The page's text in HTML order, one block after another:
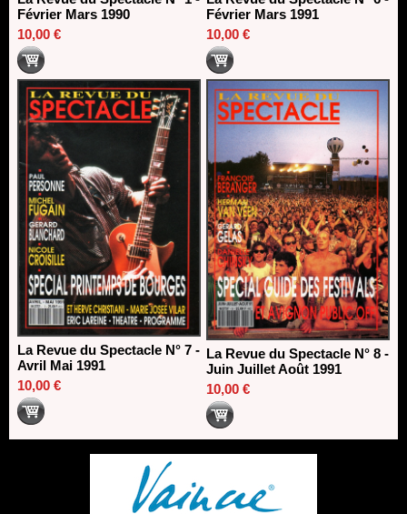
Février Mars 1990
10,00 €
Février Mars 1991
10,00 €
La Revue du Spectacle N° 7 -
Avril Mai 1991
10,00 €
La Revue du Spectacle N° 8 -
Juin Juillet Août 1991
10,00 €